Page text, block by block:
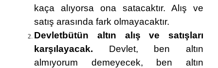
kaça alıyorsa ona satacaktır. Alış ve
satış arasında fark olmayacaktır.
Devletbütün altın alış ve satışları
karşılayacak. Devlet, ben altın
almıyorum demeyecek, ben altın